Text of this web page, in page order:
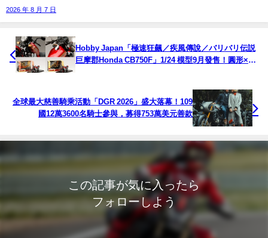
2026 年 8 月 7 日
Hobby Japan「極速狂飆／疾風傳說／バリバリ伝説
巨摩郡Honda CB750F」1/24 模型9月發售！圓形×方
全球最大慈善騎乘活動「DGR 2026」盛大落幕！109
國12萬3600名騎士參與，募得753萬美元善款
この記事が気に入ったら
フォローしよう